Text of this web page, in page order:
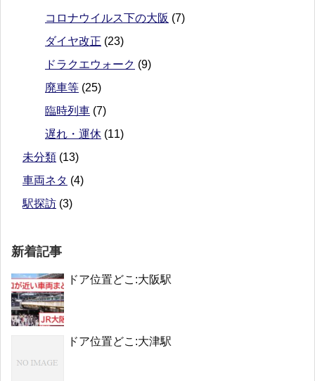
コロナウイルス下の大阪 (7)
ダイヤ改正 (23)
ドラクエウォーク (9)
廃車等 (25)
臨時列車 (7)
遅れ・運休 (11)
未分類 (13)
車両ネタ (4)
駅探訪 (3)
新着記事
ドア位置どこ:大阪駅
ドア位置どこ:大津駅